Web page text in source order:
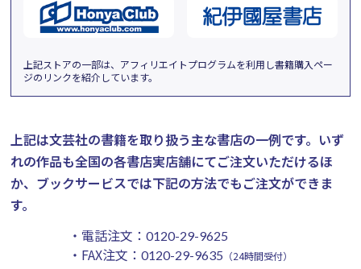
上記ストアの一部は、アフィリエイトプログラムを利用し書籍購入ペー
ジのリンクを紹介しています。
上記は文芸社の書籍を取り扱う主な書店の一例です。 いず
れの作品も全国の各書店実店舗にてご注文いただけるほ
か、ブックサービスでは下記の方法でもご注文ができま
す。
・電話注文： 0120-29-9625
・FAX注文： 0120-29-9635 （24時間受付）